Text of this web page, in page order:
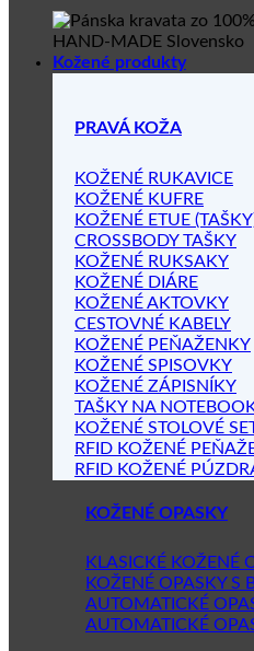
Kožené produkty
PRAVÁ KOŽA
KOŽENÉ RUKAVICE
KOŽENÉ KUFRE
KOŽENÉ ETUE
CROSSBODY TAŠKY
KOŽENÉ RUKSAKY
KOŽENÉ DIÁRE
KOŽENÉ AKTOVKY
CESTOVNÉ KABELY
KOŽENÉ PEŇAŽENKY
KOŽENÉ SPISOVKY
KOŽENÉ ZÁPISNÍKY
TAŠKY NA
KOŽENÉ STOLOVÉ
RFID KOŽENÉ
RFID KOŽENÉ
KOŽENÉ OPASKY
KLASICKÉ KOŽENÉ
KOŽENÉ OPASKY S
AUTOMATICKÉ
AUTOMATICKÉ